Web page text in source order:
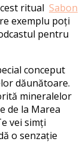
ritual Sabon
exemplu poți
pentru
conceput
dăunătoare.
mineralelor
de la Marea
vei simți
o senzație